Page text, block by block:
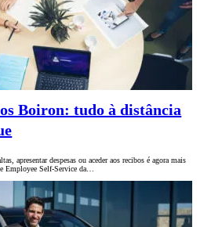
Boiron: tudo à distância
apresentar despesas ou aceder aos recibos é agora mais
Employee Self-Service da…